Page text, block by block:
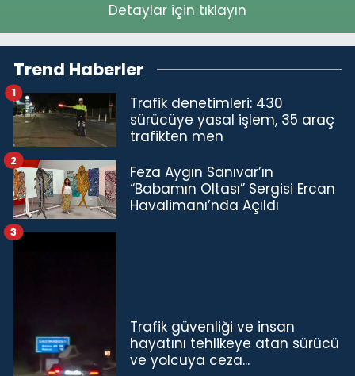
Detaylar için tıklayın
Trend Haberler
Trafik denetimleri: 430
sürücüye yasal işlem, 35 araç
trafikten men
1
Feza Aygın Sanıvar’ın
“Babamın Oltası” Sergisi Ercan
Havalimanı’nda Açıldı
2
Trafik güvenliği ve insan
hayatını tehlikeye atan sürücü
ve yolcuya ceza...
3